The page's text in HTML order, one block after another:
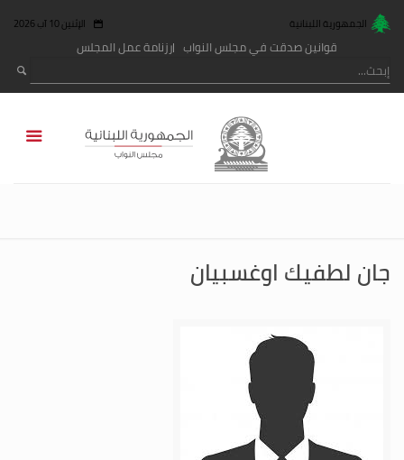
الجمهورية اللبنانية الإثنين 10 آب 2026
قوانين صدقت في مجلس النواب رزنامة عمل المجلس
جان لطفيك اوغسبيان